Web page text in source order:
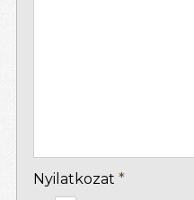
Nyilatkozat *